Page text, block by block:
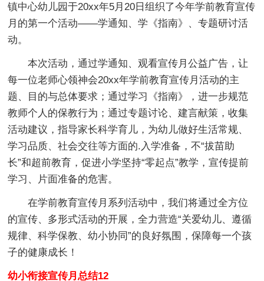
镇中心幼儿园于20xx年5月20日组织了今年学前教育宣传
月的第一个活动——学通知、学《指南》、专题研讨活
动。
本次活动，通过学通知、观看宣传月公益广告，让
每一位老师心领神会20xx年学前教育宣传月活动的主
题、目的与总体要求；通过学习《指南》，进一步规范
教师个人的保教行为；通过专题讨论、建言献策，收集
活动建议，指导家长科学育儿，为幼儿做好生活常规、
学习品质、社会交往等方面的.入学准备，不“拔苗助
长”和超前教育，促进小学坚持“零起点”教学，宣传提前
学习、片面准备的危害。
在学前教育宣传月系列活动中，我们将通过全方位
的宣传、多形式活动的开展，全力营造“关爱幼儿、遵循
规律、科学保教、幼小协同”的良好氛围，保障每一个孩
子的健康成长！
幼小衔接宣传月总结12